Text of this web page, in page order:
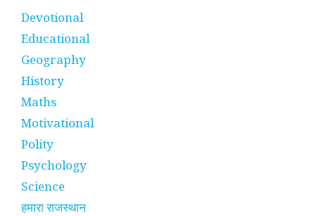
Devotional
Educational
Geography
History
Maths
Motivational
Polity
Psychology
Science
हमारा राजस्थान